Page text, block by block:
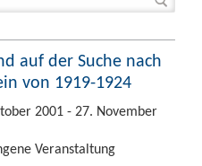
auf der Suche nach
von 1919-1924
2001 - 27. November
Veranstaltung